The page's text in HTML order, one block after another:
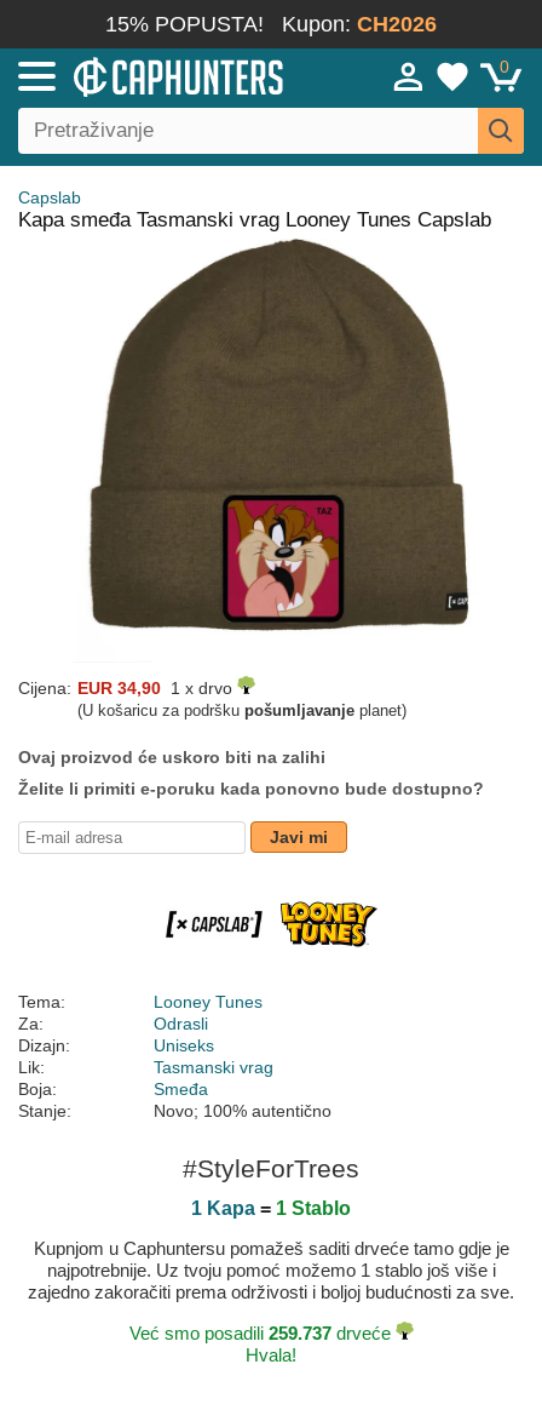
15% POPUSTA! Kupon: CH2026
0
Capslab
Kapa smeđa Tasmanski vrag Looney Tunes Capslab
Cijena: EUR 34,90 1 x drvo
(U košaricu za podršku pošumljavanje planet)
Ovaj proizvod će uskoro biti na zalihi
Želite li primiti e-poruku kada ponovno bude dostupno?
Javi mi
Tema:
Looney Tunes
Za:
Odrasli
Dizajn:
Uniseks
Lik:
Tasmanski vrag
Boja:
Smeđa
Stanje:
Novo; 100% autentično
#StyleForTrees
1 Kapa = 1 Stablo
Kupnjom u Caphuntersu pomažeš saditi drveće tamo gdje je
najpotrebnije. Uz tvoju pomoć možemo 1 stablo još više i
zajedno zakoračiti prema održivosti i boljoj budućnosti za sve.
Već smo posadili 259.737drveće
Hvala!